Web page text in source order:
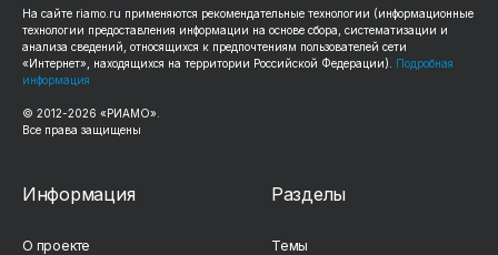
На сайте riamo.ru применяются рекомендательные технологии (информационные
технологии предоставления информации на основе сбора, систематизации и
анализа сведений, относящихся к предпочтениям пользователей сети
«Интернет», находящихся на территории Российской Федерации). Подробная
информация
© 2012-2026 «РИАМО».
Все права защищены
Информация
О проекте
Разделы
Темы